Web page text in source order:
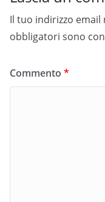
Il tuo indirizzo
obbligatori sono
Commento *